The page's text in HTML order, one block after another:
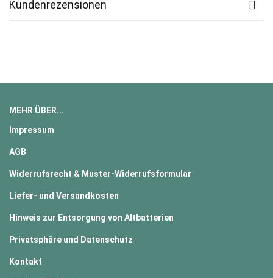
Kundenrezensionen
MEHR ÜBER...
Impressum
AGB
Widerrufsrecht & Muster-Widerrufsformular
Liefer- und Versandkosten
Hinweis zur Entsorgung von Altbatterien
Privatsphäre und Datenschutz
Kontakt